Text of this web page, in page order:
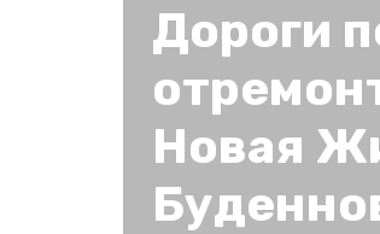
Дороги
Новая